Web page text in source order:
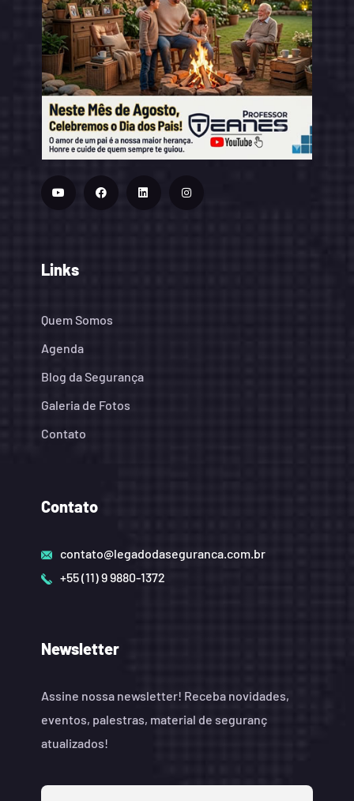
Links
Quem Somos
Agenda
Blog da Segurança
Galeria de Fotos
Contato
Contato
contato@legadodaseguranca.com.br
+55 (11) 9 9880-1372
Newsletter
Assine nossa newsletter! Receba novidades,
eventos, palestras, material de seguranç
atualizados!